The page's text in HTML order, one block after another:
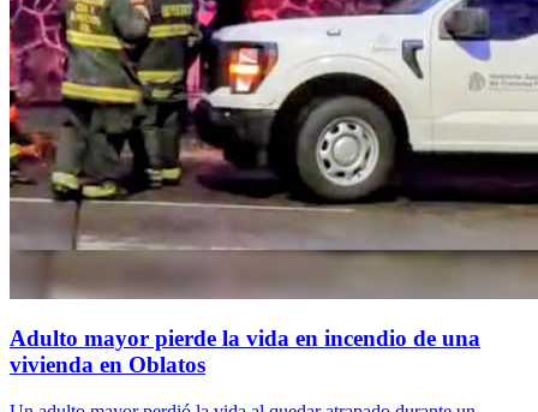
Adulto mayor pierde la vida en incendio de una
vivienda en Oblatos